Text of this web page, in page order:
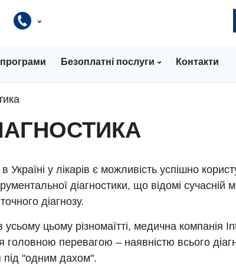
програми Безоплатні послуги Контакти
Україні у лікарів є можливість успішно
діагностики, що відомі сучасній
діагнозу.
усьому цьому різномаїтті, медична компанія
головною перевагою – наявністю всього
під "одним дахом".